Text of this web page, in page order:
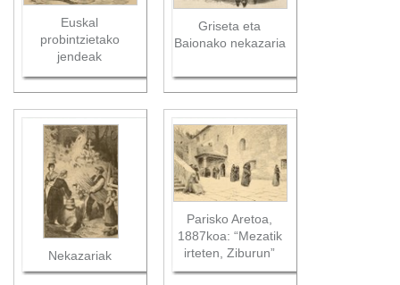
Euskal
probintzietako
jendeak
Griseta eta
Baionako nekazaria
Nekazariak
Parisko Aretoa,
1887koa: “Mezatik
irteten, Ziburun”